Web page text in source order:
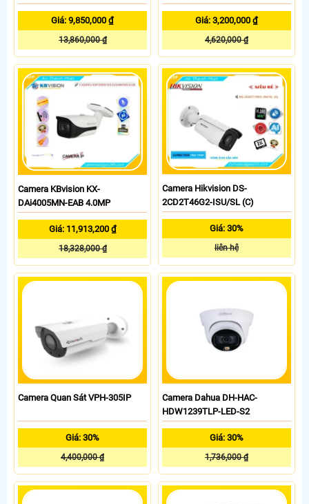
Giá: 9,850,000 ₫
13,860,000 ₫
Giá: 3,200,000 ₫
4,620,000 ₫
Camera KBvision KX-
DAi4005MN-EAB 4.0MP
Giá: 11,913,200 ₫
18,328,000 ₫
Camera Hikvision DS-
2CD2T46G2-ISU/SL (C)
Giá: 30%
liên hệ
Camera Quan Sát VPH-305IP
Giá: 30%
4,400,000 ₫
Camera Dahua DH-HAC-
HDW1239TLP-LED-S2
Giá: 30%
1,736,000 ₫